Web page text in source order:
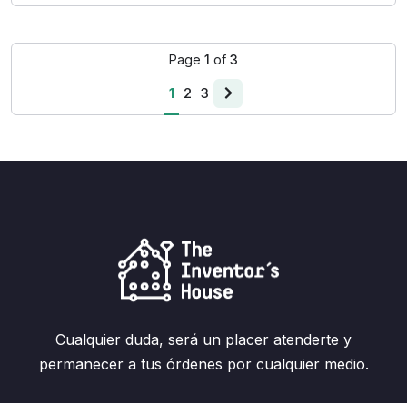
Page 1 of 3
1 2 3
Cualquier duda, será un placer atenderte y
permanecer a tus órdenes por cualquier medio.